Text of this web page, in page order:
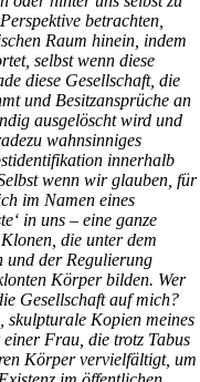
betrachten,
Raum hinein, indem
selbst wenn diese
diese Gesellschaft, die
und Besitzansprüche an
ausgelöscht wird und
wahnsinniges
innerhalb
wenn wir glauben, für
im Namen eines
in uns – eine ganze
die unter dem
und der Regulierung
Körper bilden. Wer
Gesellschaft auf mich?
skulpturale Kopien meines
Frau, die trotz Tabus
Körper vervielfältigt, um